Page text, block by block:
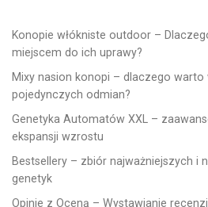
Konopie włókniste outdoor –
miejscem do ich uprawy?
Mixy nasion konopi – dlaczego
pojedynczych odmian?
Genetyka Automatów XXL –
ekspansji wzrostu
Bestsellery – zbiór najważniejszych i
genetyk
Opinie z Oceną – Wystawianie